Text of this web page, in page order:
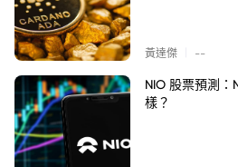
黃達傑 --
NIO 股票預測：
樣？